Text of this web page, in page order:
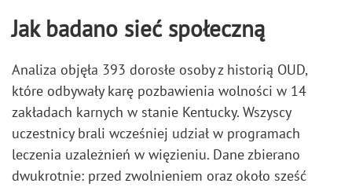
Jak badano sieć społeczną
Analiza objęła 393 dorosłe osoby z historią OUD,
które odbywały karę pozbawienia wolności w 14
zakładach karnych w stanie Kentucky. Wszyscy
uczestnicy brali wcześniej udział w programach
leczenia uzależnień w więzieniu. Dane zbierano
dwukrotnie: przed zwolnieniem oraz około sześć